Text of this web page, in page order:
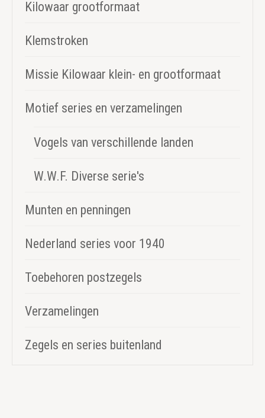
Kilowaar grootformaat
Klemstroken
Missie Kilowaar klein- en grootformaat
Motief series en verzamelingen
Vogels van verschillende landen
W.W.F. Diverse serie's
Munten en penningen
Nederland series voor 1940
Toebehoren postzegels
Verzamelingen
Zegels en series buitenland